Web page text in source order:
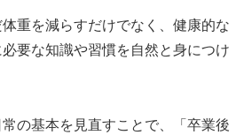
重を減らすだけでなく、健康的な
要な知識や習慣を自然と身につけ
の基本を見直すことで、「卒業後